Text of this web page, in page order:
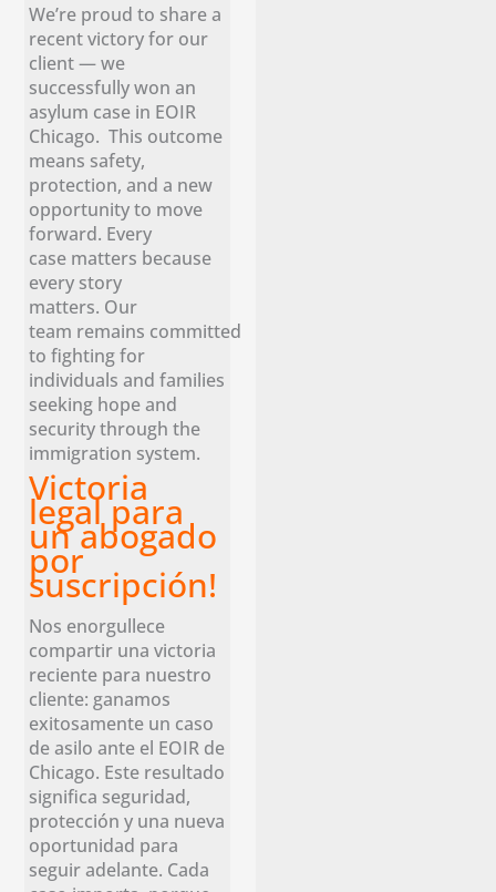
We’re proud to share a
recent victory for our
client — we
successfully won an
asylum case in EOIR
Chicago. This outcome
means safety,
protection, and a new
opportunity to move
forward. Every
case matters because
every story
matters. Our
team remains committed
to fighting for
individuals and families
seeking hope and
security through the
immigration system.
Victoria
legal para
un abogado
por
suscripción!
Nos enorgullece
compartir una victoria
reciente para nuestro
cliente: ganamos
exitosamente un caso
de asilo ante el EOIR de
Chicago. Este resultado
significa seguridad,
protección y una nueva
oportunidad para
seguir adelante. Cada